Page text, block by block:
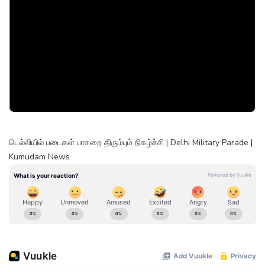
டெல்லியில் படைகள் பாசறை திரும்பும் நிகழ்ச்சி | Delhi Military Parade |
Kumudam News